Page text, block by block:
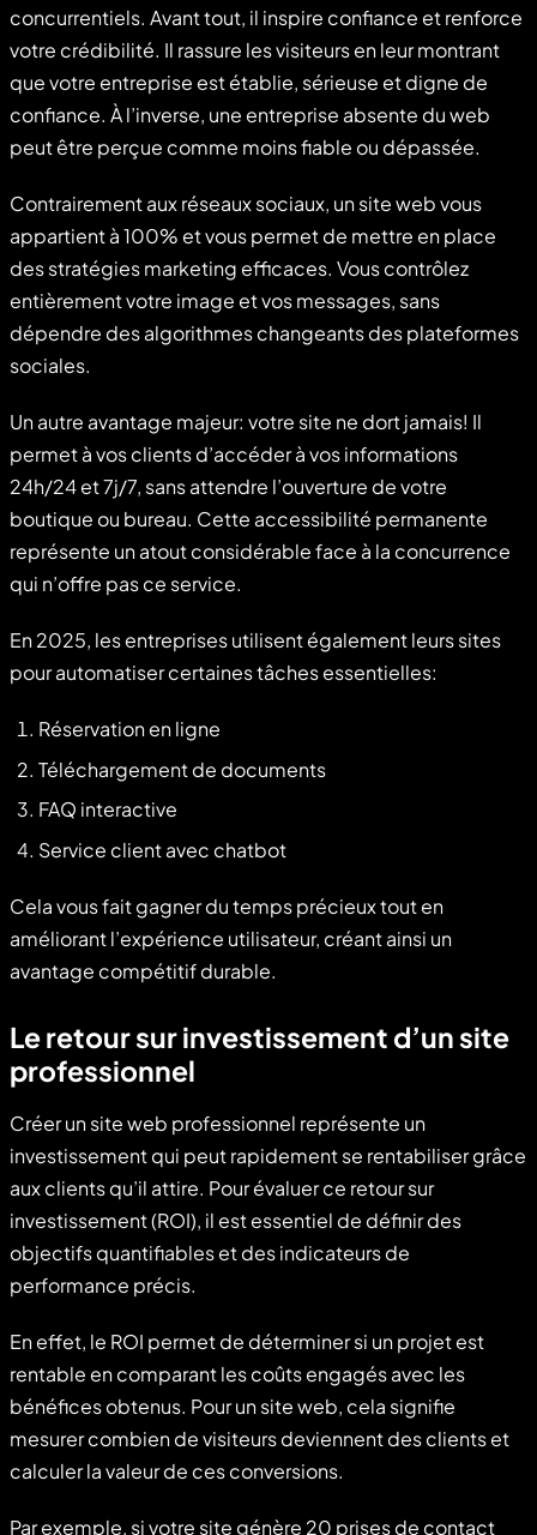
concurrentiels. Avant tout, il inspire confiance et renforce
votre crédibilité. Il rassure les visiteurs en leur montrant
que votre entreprise est établie, sérieuse et digne de
confiance. À l’inverse, une entreprise absente du web
peut être perçue comme moins fiable ou dépassée.
Contrairement aux réseaux sociaux, un site web vous
appartient à 100% et vous permet de mettre en place
des stratégies marketing efficaces. Vous contrôlez
entièrement votre image et vos messages, sans
dépendre des algorithmes changeants des plateformes
sociales.
Un autre avantage majeur: votre site ne dort jamais! Il
permet à vos clients d’accéder à vos informations
24h/24 et 7j/7, sans attendre l’ouverture de votre
boutique ou bureau. Cette accessibilité permanente
représente un atout considérable face à la concurrence
qui n’offre pas ce service.
En 2025, les entreprises utilisent également leurs sites
pour automatiser certaines tâches essentielles:
Réservation en ligne
Téléchargement de documents
FAQ interactive
Service client avec chatbot
Cela vous fait gagner du temps précieux tout en
améliorant l’expérience utilisateur, créant ainsi un
avantage compétitif durable.
Le retour sur investissement d’un site
professionnel
Créer un site web professionnel représente un
investissement qui peut rapidement se rentabiliser grâce
aux clients qu’il attire. Pour évaluer ce retour sur
investissement (ROI), il est essentiel de définir des
objectifs quantifiables et des indicateurs de
performance précis.
En effet, le ROI permet de déterminer si un projet est
rentable en comparant les coûts engagés avec les
bénéfices obtenus. Pour un site web, cela signifie
mesurer combien de visiteurs deviennent des clients et
calculer la valeur de ces conversions.
Par exemple, si votre site génère 20 prises de contact